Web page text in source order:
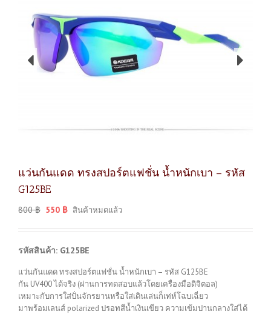
แว่นกันแดด ทรงสปอร์ตแฟชั่น น้ำหนักเบา – รหัส
G125BE
800฿ 550 ฿ สินค้าหมดแล้ว
รหัสสินค้า: G125BE
แว่นกันแดด ทรงสปอร์ตแฟชั่น น้ำหนักเบา – รหัส G125BE
กัน UV400 ได้จริง (ผ่านการทดสอบแล้วโดยเครื่องมือดิจิตอล)
เหมาะกับการใส่ปั่นจักรยานหรือใส่เดินเล่นก็เท่ห์โฉบเฉี่ยว
มาพร้อมเลนส์ polarized ปรอทสีน้ำเงินเขียว ความเข้มปานกลางใส่ได้